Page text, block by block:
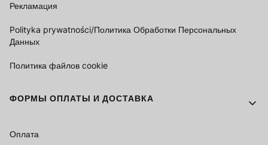
Рекламация
Polityka prywatności/Политика Обработки Персональных
Данных
Политика файлов cookie
ФОРМЫ ОПЛАТЫ И ДОСТАВКА
Оплата